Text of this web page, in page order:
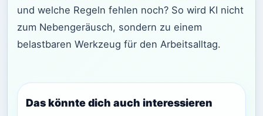
und welche Regeln fehlen noch? So wird KI nicht
zum Nebengeräusch, sondern zu einem
belastbaren Werkzeug für den Arbeitsalltag.
Das könnte dich auch interessieren